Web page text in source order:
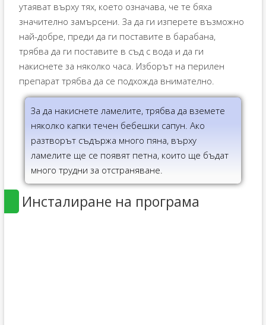
утаяват върху тях, което означава, че те бяха
значително замърсени. За да ги изперете възможно
най-добре, преди да ги поставите в барабана,
трябва да ги поставите в съд с вода и да ги
накиснете за няколко часа. Изборът на перилен
препарат трябва да се подхожда внимателно.
За да накиснете ламелите, трябва да вземете
няколко капки течен бебешки сапун. Ако
разтворът съдържа много пяна, върху
ламелите ще се появят петна, които ще бъдат
много трудни за отстраняване.
Инсталиране на програма